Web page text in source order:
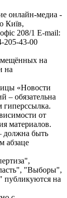
онлайн-медиа -
Київ,
208/1 E-mail:
205-43-00
на
на
«Новости
– обязательна
гиперссылка.
от
материалов.
должна быть
абзаце
"Выборы",
на